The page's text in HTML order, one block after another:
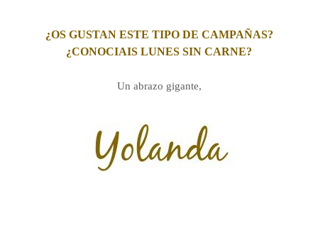
¿OS GUSTAN ESTE TIPO DE CAMPAÑAS?
¿CONOCIAIS LUNES SIN CARNE?
Un abrazo gigante,